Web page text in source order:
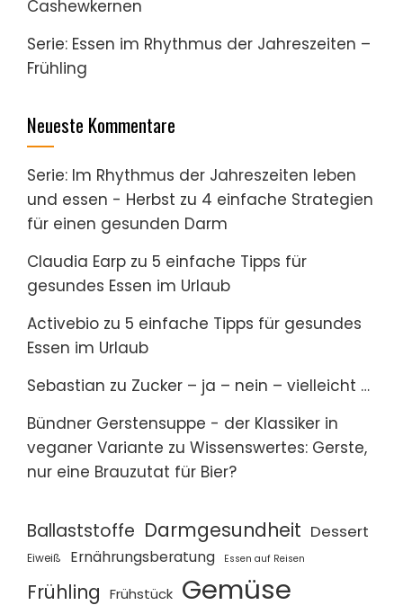
Cashewkernen
Serie: Essen im Rhythmus der Jahreszeiten –
Frühling
Neueste Kommentare
Serie: Im Rhythmus der Jahreszeiten leben
und essen - Herbst zu 4 einfache Strategien
für einen gesunden Darm
Claudia Earp zu 5 einfache Tipps für
gesundes Essen im Urlaub
Activebio zu 5 einfache Tipps für gesundes
Essen im Urlaub
Sebastian zu Zucker – ja – nein – vielleicht …
Bündner Gerstensuppe - der Klassiker in
veganer Variante zu Wissenswertes: Gerste,
nur eine Brauzutat für Bier?
Ballaststoffe Darmgesundheit Dessert
Eiweiß Ernährungsberatung Essen auf Reisen
Frühling Frühstück Gemüse